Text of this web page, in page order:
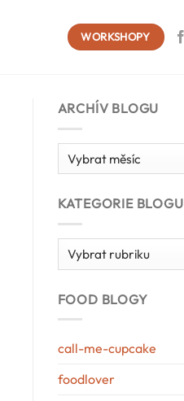
WORKSHOPY
ARCHÍV BLOGU
blogu
KATEGORIE BLOGU
Kategorie
blogu
FOOD BLOGY
call-me-cupcake
foodlover